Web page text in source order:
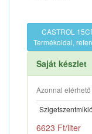
CASTROL
Termékoldal,
Saját készlet
Azonnal
6623 Ft/liter